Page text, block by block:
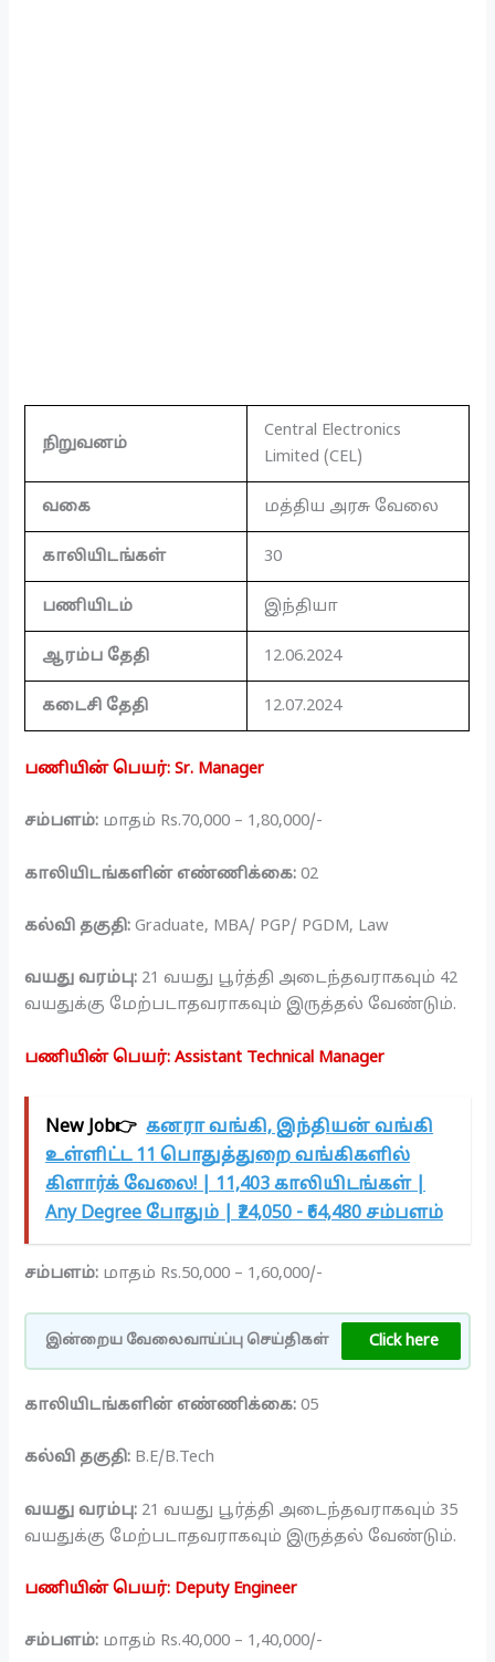
நிறுவனம்
Central Electronics
Limited (CEL)
வகை மத்திய அரசு வேலை
காலியிடங்கள் 30
பணியிடம் இந்தியா
ஆரம்ப தேதி 12.06.2024
கடைசி தேதி 12.07.2024
பணியின் பெயர்: Sr. Manager
சம்பளம்: மாதம் Rs.70,000 – 1,80,000/-
காலியிடங்களின் எண்ணிக்கை: 02
கல்வி தகுதி: Graduate, MBA/ PGP/ PGDM, Law
வயது வரம்பு: 21 வயது பூர்த்தி அடைந்தவராகவும் 42
வயதுக்கு மேற்படாதவராகவும் இருத்தல் வேண்டும்.
பணியின் பெயர்: Assistant Technical Manager
New Job👉 கனரா வங்கி, இந்தியன் வங்கி
உள்ளிட்ட 11 பொதுத்துறை வங்கிகளில்
கிளார்க் வேலை! | 11,403 காலியிடங்கள் |
Any Degree போதும் | ₹24,050 - ₹64,480 சம்பளம்
சம்பளம்: மாதம் Rs.50,000 – 1,60,000/-
இன்றைய வேலைவாய்ப்பு செய்திகள் Click here
காலியிடங்களின் எண்ணிக்கை: 05
கல்வி தகுதி: B.E/B.Tech
வயது வரம்பு: 21 வயது பூர்த்தி அடைந்தவராகவும் 35
வயதுக்கு மேற்படாதவராகவும் இருத்தல் வேண்டும்.
பணியின் பெயர்: Deputy Engineer
சம்பளம்: மாதம் Rs.40,000 – 1,40,000/-